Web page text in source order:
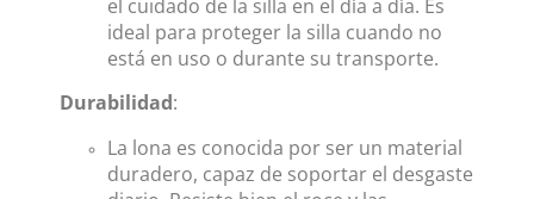
el cuidado de la silla en el día a día. Es
ideal para proteger la silla cuando no
está en uso o durante su transporte.
Durabilidad:
La lona es conocida por ser un material
duradero, capaz de soportar el desgaste